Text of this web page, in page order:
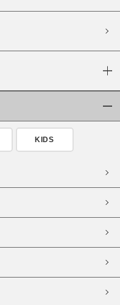
予約商品
KIDS